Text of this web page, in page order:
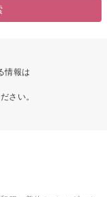
情報は
さい。